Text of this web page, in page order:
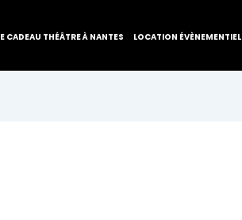
CADEAU THÉÂTRE À NANTES LOCATION ÉVÈNEMENTIEL